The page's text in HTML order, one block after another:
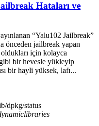
Hataları ve
“Yalu102 Jailbreak”
önceden jailbreak yapan
için kolayca
bir hevesle yükleyip
bir hayli yüksek, lafı...
dpkg/status